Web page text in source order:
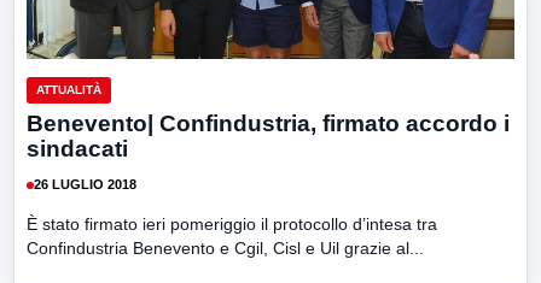
ATTUALITÀ
Benevento| Confindustria, firmato accordo i
sindacati
26 LUGLIO 2018
È stato firmato ieri pomeriggio il protocollo d’intesa tra
Confindustria Benevento e Cgil, Cisl e Uil grazie al...